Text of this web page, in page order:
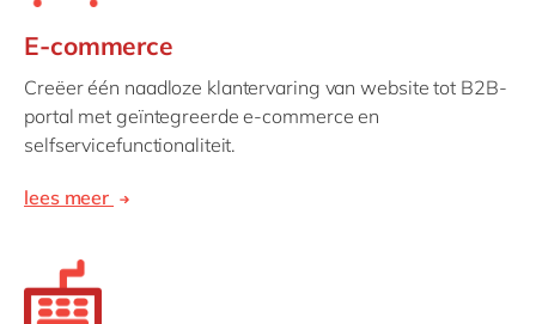
E-commerce
Creëer één naadloze klantervaring van website tot B2B-
portal met geïntegreerde e-commerce en
selfservicefunctionaliteit.
lees meer